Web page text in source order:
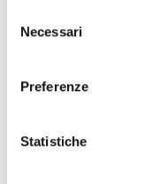
delNecessari
Preferenze
Statistiche
evidenziando
risarcimento
pagamento